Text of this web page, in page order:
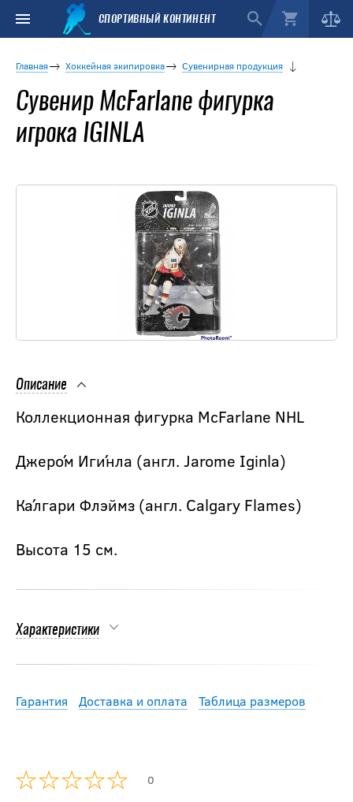
СПОРТИВНЫЙ КОНТИНЕНТ
Главная Хоккейная экипировка Сувенирная продукция
Сувенир McFarlane фигурка
игрока IGINLA
Описание
Коллекционная фигурка McFarlane NHL
Джеро́м Иги́нла (англ. Jarome Iginla)
Ка́лгари Флэймз (англ. Calgary Flames)
Высота 15 см.
Характеристики
Гарантия Доставка и оплата Таблица размеров
0